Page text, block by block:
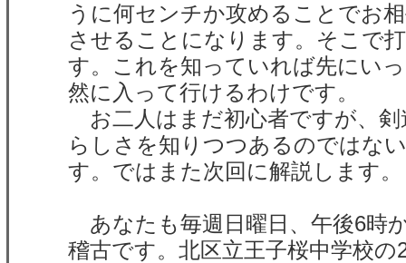
うに何センチか攻めることでお
させることになります。そこで
す。これを知っていれば先にい
然に入って行けるわけです。
お二人はまだ初心者ですが、剣
らしさを知りつつあるのではな
す。ではまた次回に解説します。
あなたも毎週日曜日、午後6時
稽古です。北区立王子桜中学校の